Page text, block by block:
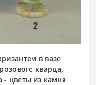
в вазе
кварца,
- цветы из камня